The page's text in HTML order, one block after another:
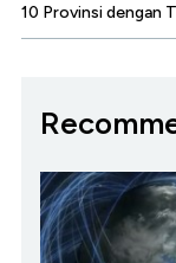
10 Provinsi dengan